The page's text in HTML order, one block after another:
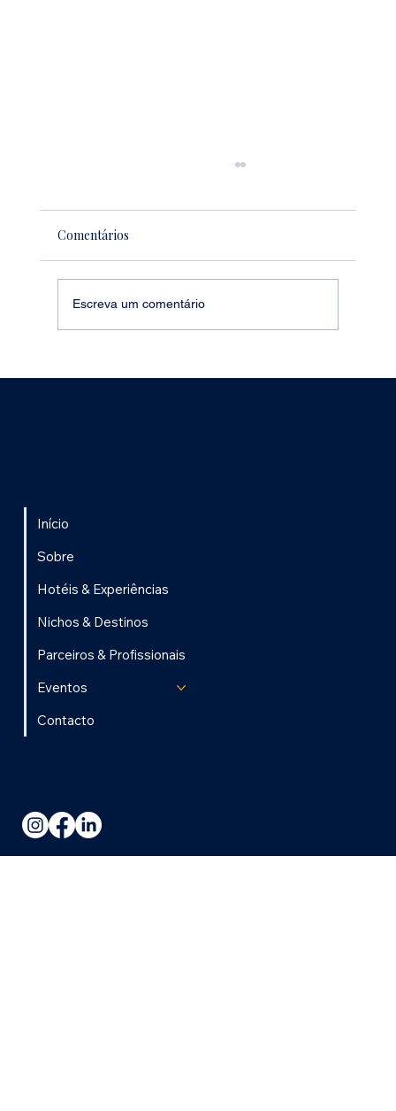
WINE DESTINATION 2024
Comentários
Escreva um comentário
Início
Sobre
Hotéis & Experiências
Nichos & Destinos
Parceiros & Profissionais
Eventos
Contacto